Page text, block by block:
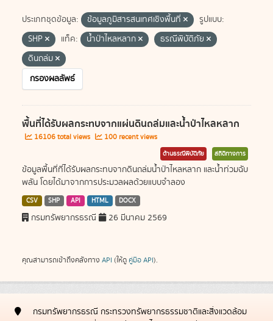
ประเภทชุดข้อมูล: ข้อมูลภูมิสารสนเทศเชิงพื้นที่
รูปแบบ:
SHP
แท็ค: น้ำป่าไหลหลาก
ธรณีพิบัติภัย
ดินถล่ม
กรองผลลัพธ์
พื้นที่ได้รับผลกระทบจากแผ่นดินถล่มและน้ำป่าไหลหลาก
16106 total views 100 recent views
ด้านธรณีพิบัติภัย สถิติทางการ
ข้อมูลพื้นที่ที่ได้รับผลกระทบจากดินถล่มน้ำป่าไหลหลาก และน้ำท่วมฉับ
พลัน โดยได้มาจากการประมวลผลด้วยแบบจำลอง
CSV SHP API HTML DOCX
กรมทรัพยากรธรณี 26 มีนาคม 2569
คุณสามารถเข้าถึงคลังทาง API (ให้ดู คู่มือ API).
กรมทรัพยากรธรณี กระทรวงทรัพยากรธรรมชาติและสิ่งแวดล้อม